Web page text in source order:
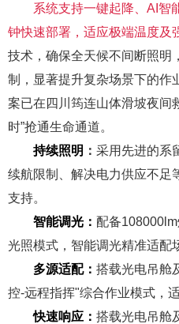
系统支持一键起降、 AI智
钟快速部署，适应极端温度及
技术，确保全天候不间断照明
制，显著提升复杂场景下的作
案已在四川筠连山体滑坡夜间
时”抢通生命通道。
持续照明 ： 采用先进的系
续航限制、解决电力供应不足
支持。
智能调光： 配备
光照模式，智能调光精准适配
多源适配： 搭载光电吊舱
控-远程指挥"综合作业模式，
快速响应 ： 搭载光电吊舱